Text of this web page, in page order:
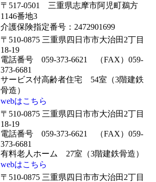
〒517-0501 三重県志摩市阿児町鵜方
1146番地3
介護保険指定番号：2472901699
〒510-0875 三重県四日市市大治田2丁目
18-19
電話番号 059-373-6621 （FAX）059-
373-6681
サービス付高齢者住宅 54室（3階建鉄
骨造）
webはこちら
〒510-0875 三重県四日市市大治田2丁目
18-19
電話番号 059-373-6621 （FAX）059-
373-6681
有料老人ホーム 27室（3階建鉄骨造）
webはこちら
〒510-0875 三重県四日市市大治田2丁目